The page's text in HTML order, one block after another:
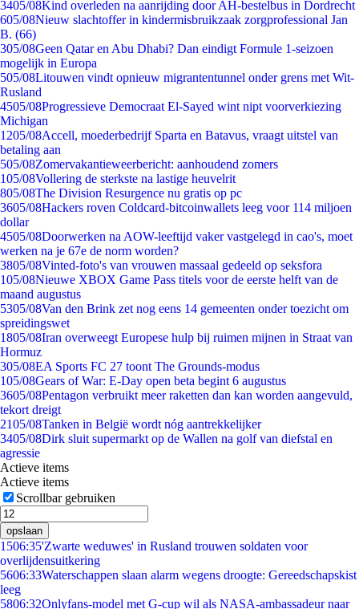
3405/08Kind overleden na aanrijding door AH-bestelbus in Dordrecht
605/08Nieuw slachtoffer in kindermisbruikzaak zorgprofessional Jan
B. (66)
305/08Geen Qatar en Abu Dhabi? Dan eindigt Formule 1-seizoen
mogelijk in Europa
505/08Litouwen vindt opnieuw migrantentunnel onder grens met Wit-
Rusland
4505/08Progressieve Democraat El-Sayed wint nipt voorverkiezing
Michigan
1205/08Accell, moederbedrijf Sparta en Batavus, vraagt uitstel van
betaling aan
505/08Zomervakantieweerbericht: aanhoudend zomers
105/08Vollering de sterkste na lastige heuvelrit
805/08The Division Resurgence nu gratis op pc
3605/08Hackers roven Coldcard-bitcoinwallets leeg voor 114 miljoen
dollar
4505/08Doorwerken na AOW-leeftijd vaker vastgelegd in cao's, moet
werken na je 67e de norm worden?
3805/08Vinted-foto's van vrouwen massaal gedeeld op seksfora
105/08Nieuwe XBOX Game Pass titels voor de eerste helft van de
maand augustus
5305/08Van den Brink zet nog eens 14 gemeenten onder toezicht om
spreidingswet
1805/08Iran overweegt Europese hulp bij ruimen mijnen in Straat van
Hormuz
305/08EA Sports FC 27 toont The Grounds-modus
105/08Gears of War: E-Day open beta begint 6 augustus
3605/08Pentagon verbruikt meer raketten dan kan worden aangevuld,
tekort dreigt
2105/08Tanken in België wordt nóg aantrekkelijker
3405/08Dirk sluit supermarkt op de Wallen na golf van diefstal en
agressie
Actieve items
Actieve items
Scrollbar gebruiken
opslaan
1506:35'Zwarte weduwes' in Rusland trouwen soldaten voor
overlijdensuitkering
5606:33Waterschappen slaan alarm wegens droogte: Gereedschapskist
leeg
5806:32Onlyfans-model met G-cup wil als NASA-ambassadeur naar